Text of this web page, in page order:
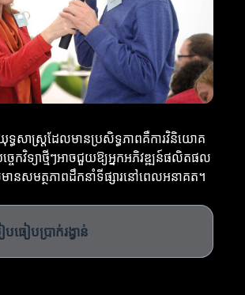
សាស្ត្រដែលមានប្រសិទ្ធភាពគឺការវិនិយោគ
បច្ចេកវិទ្យាថ្មីៗអាចជួយឱ្យអ្នកអភិវឌ្ឍន៍ផលិតផល
ានសមត្ថភាពដឹកនាំទីផ្សារនៅពេលអនាគត។
បធៀបប្រាក់រង្វាន់